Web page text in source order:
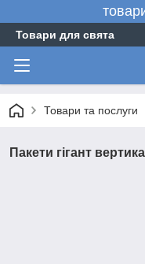
Товари для свята
Товари та послуги
Пакети гігант